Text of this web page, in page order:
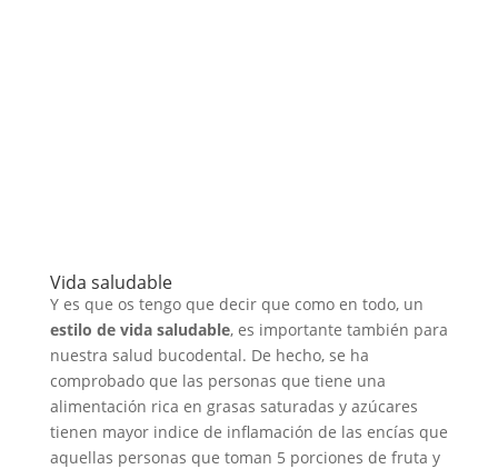
Vida saludable
Y es que os tengo que decir que como en todo, un
estilo de vida saludable, es importante también para
nuestra salud bucodental. De hecho, se ha
comprobado que las personas que tiene una
alimentación rica en grasas saturadas y azúcares
tienen mayor indice de inflamación de las encías que
aquellas personas que toman 5 porciones de fruta y